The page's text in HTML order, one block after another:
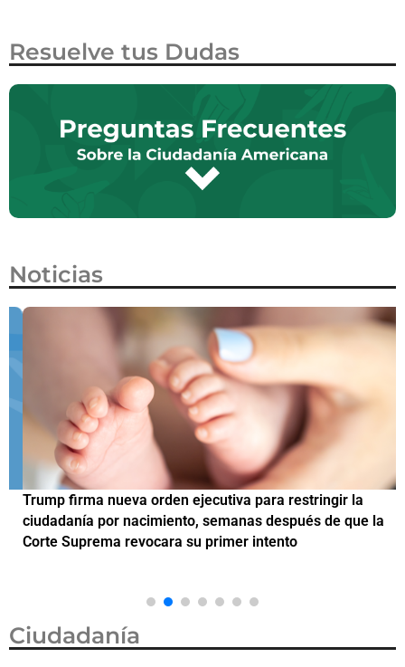
Resuelve tus Dudas
Noticias
Trump firma nueva orden ejecutiva para restringir la
ciudadanía por nacimiento, semanas después de que la
Corte Suprema revocara su primer intento
Ciudadanía